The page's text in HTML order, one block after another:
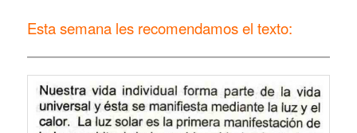
Esta semana les recomendamos el texto: